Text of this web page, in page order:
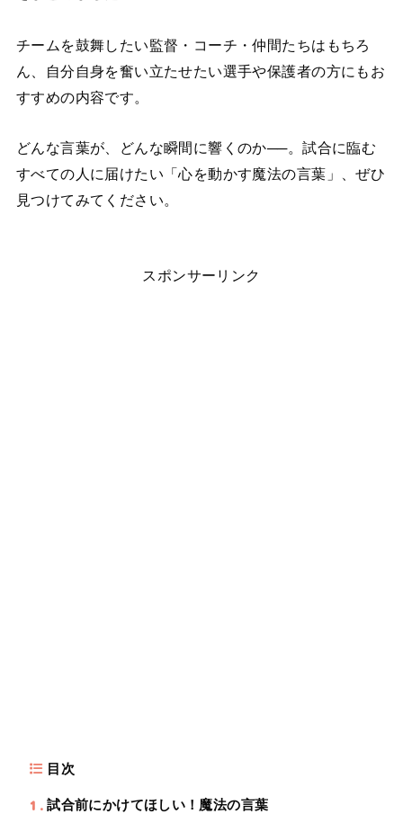
チームを鼓舞したい監督・コーチ・仲間たちはもちろ
ん、自分自身を奮い立たせたい選手や保護者の方にもお
すすめの内容です。
どんな言葉が、どんな瞬間に響くのか──。試合に臨む
すべての人に届けたい「心を動かす魔法の言葉」、ぜひ
見つけてみてください。
スポンサーリンク
目次
1 試合前にかけてほしい！魔法の言葉